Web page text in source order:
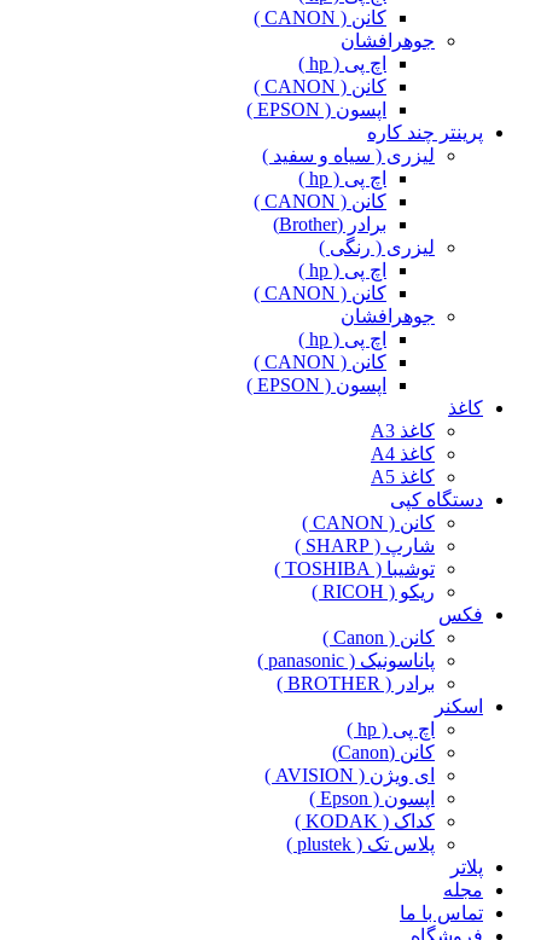
کانن ( CANON )
جوهرافشان
اچ پی ( hp )
کانن ( CANON )
اپسون ( EPSON )
پرینتر چند کاره
لیزری ( سیاه و سفید )
اچ پی ( hp )
کانن ( CANON )
برادر (Brother)
لیزری ( رنگی )
اچ پی ( hp )
کانن ( CANON )
جوهرافشان
اچ پی ( hp )
کانن ( CANON )
اپسون ( EPSON )
کاغذ
کاغذ A3
کاغذ A4
کاغذ A5
دستگاه کپی
کانن ( CANON )
شارپ ( SHARP )
توشیبا ( TOSHIBA )
ریکو ( RICOH )
فکس
کانن ( Canon )
پاناسونیک ( panasonic )
برادر ( BROTHER )
اسکنر
اچ پی ( hp )
کانن (Canon)
ای ویژن ( AVISION )
اپسون ( Epson )
کداک ( KODAK )
پلاس تک ( plustek )
پلاتر
مجله
تماس با ما
فروشگاه